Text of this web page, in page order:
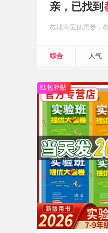
亲，已找到
教辅淘宝优惠券 ，
综合 人气
红包补贴